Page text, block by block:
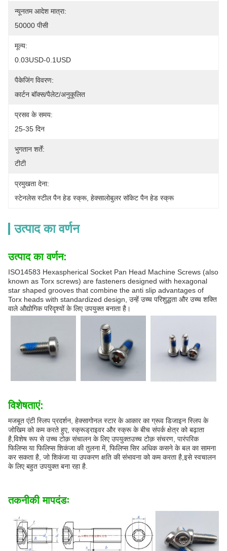
न्यूनतम आदेश मात्रा:
50000 पीसी
मूल्य:
0.03USD-0.1USD
पैकेजिंग विवरण:
कार्टन बॉक्स/पैलेट/अनुकूलित
प्रसव के समय:
25-35 दिन
भुगतान शर्तें:
टीटी
प्रमुखता देना:
स्टेनलेस स्टील पैन हेड स्क्रू, हेक्सालोबुलर सॉकेट पैन हेड स्क्रू
उत्पाद का वर्णन
उत्पाद का वर्णन:
ISO14583 Hexaspherical Socket Pan Head Machine Screws (also
known as Torx screws) are fasteners designed with hexagonal
star shaped grooves that combine the anti slip advantages of
Torx heads with standardized design, उन्हें उच्च परिशुद्धता और उच्च शक्ति
वाले औद्योगिक परिदृश्यों के लिए उपयुक्त बनाता है।
विशेषताएं:
मजबूत एंटी स्लिप प्रदर्शन, हेक्सागोनल स्टार के आकार का ग्रूव डिजाइन स्लिप के
जोखिम को कम करते हुए, स्क्रूड्राइवर और स्क्रू के बीच संपर्क क्षेत्र को बढ़ाता
है,विशेष रूप से उच्च टोक़ संचालन के लिए उपयुक्तउच्च टोक़ संचरण, पारंपरिक
फिलिप्स या फिलिप्स शिकंजा की तुलना में, फिलिप्स सिर अधिक कसने के बल का सामना
कर सकता है, जो शिकंजा या उपकरण क्षति की संभावना को कम करता है,इसे स्वचालन
के लिए बहुत उपयुक्त बना रहा है.
तकनीकी मापदंडः